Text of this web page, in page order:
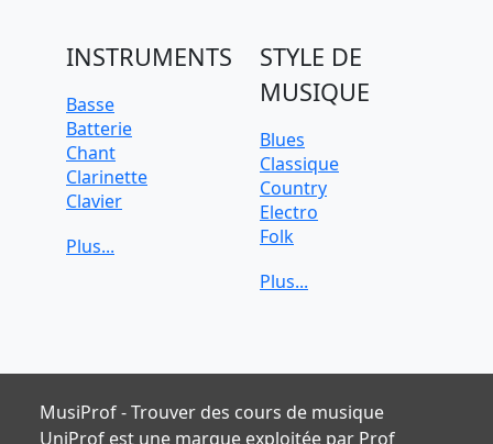
INSTRUMENTS
Basse
Batterie
Chant
Clarinette
Clavier
Guitare
Ukulélé
Violoncelle
STYLE DE
MUSIQUE
Blues
Classique
Country
Electro
Folk
Jazz
MusiProf - Trouver des cours de musique
UniProf est une marque exploitée par Prof